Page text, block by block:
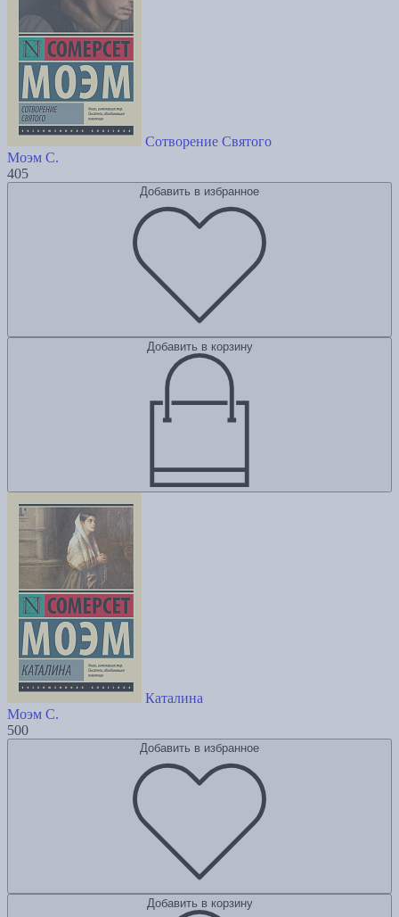
Сотворение Святого
Моэм С.
405
Добавить в избранное
Добавить в корзину
Каталина
Моэм С.
500
Добавить в избранное
Добавить в корзину